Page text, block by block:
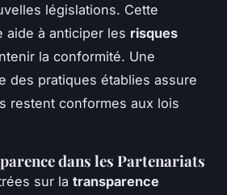
législations. Cette
aide à anticiper les risques
la conformité. Une
des pratiques établies assure
restent conformes aux lois
dans les Partenariats
sur la transparence